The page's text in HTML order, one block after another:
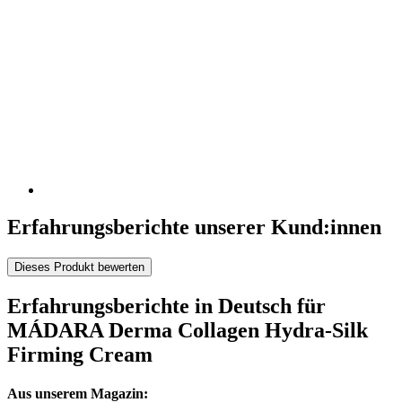
Erfahrungsberichte unserer Kund:innen
Dieses Produkt bewerten
Erfahrungsberichte in Deutsch für
MÁDARA Derma Collagen Hydra-Silk
Firming Cream
Aus unserem Magazin: